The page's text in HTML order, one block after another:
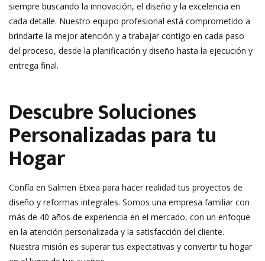
siempre buscando la innovación, el diseño y la excelencia en
cada detalle. Nuestro equipo profesional está comprometido a
brindarte la mejor atención y a trabajar contigo en cada paso
del proceso, desde la planificación y diseño hasta la ejecución y
entrega final.
Descubre Soluciones
Personalizadas para tu
Hogar
Confía en Salmen Etxea para hacer realidad tus proyectos de
diseño y reformas integrales. Somos una empresa familiar con
más de 40 años de experiencia en el mercado, con un enfoque
en la atención personalizada y la satisfacción del cliente.
Nuestra misión es superar tus expectativas y convertir tu hogar